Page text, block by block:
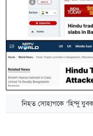
নিহত সোহাগকে ‘হিন্দু